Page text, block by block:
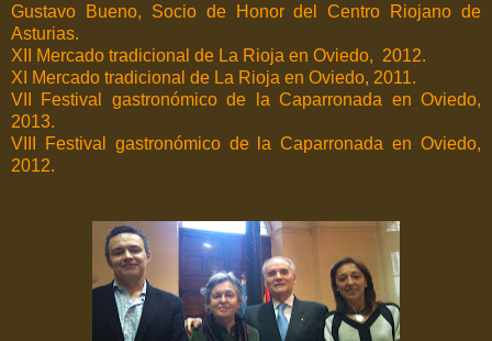
Gustavo Bueno, Socio de Honor del Centro Riojano de
Asturias.
XII Mercado tradicional de La Rioja en Oviedo, 2012.
XI Mercado tradicional de La Rioja en Oviedo, 2011.
VII Festival gastronómico de la Caparronada en Oviedo,
2013.
VIII Festival gastronómico de la Caparronada en Oviedo,
2012.